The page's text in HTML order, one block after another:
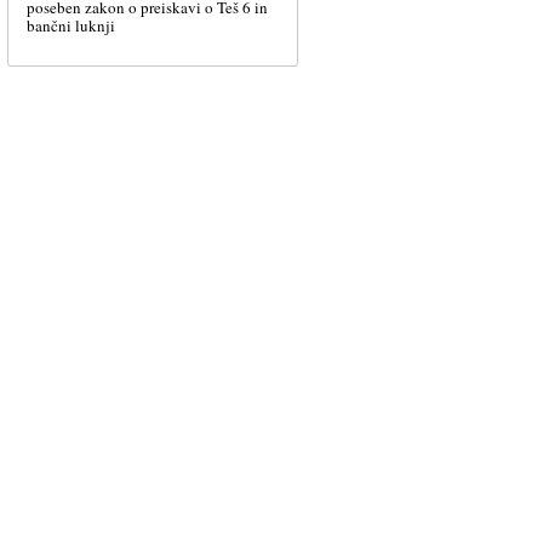
poseben zakon o preiskavi o Teš 6 in
bančni luknji